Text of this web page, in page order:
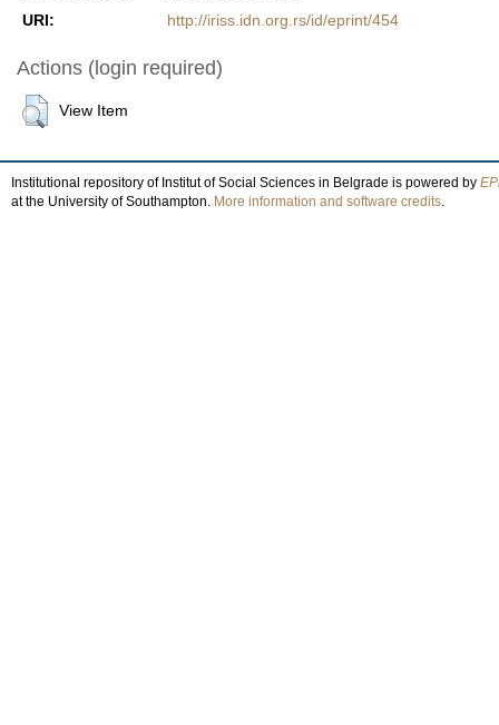
URI:
http://iriss.idn.org.rs/id/eprint/454
Actions (login required)
View Item
Institutional repository of Institut of Social Sciences in Belgrade is powered by
at the University of Southampton. More information and software credits